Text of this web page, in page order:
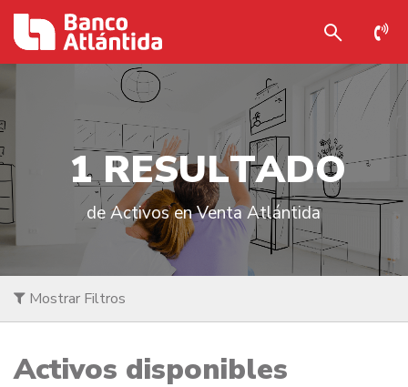
1 RESULTADO
de Activos en Venta Atlántida
Mostrar Filtros
Activos disponibles